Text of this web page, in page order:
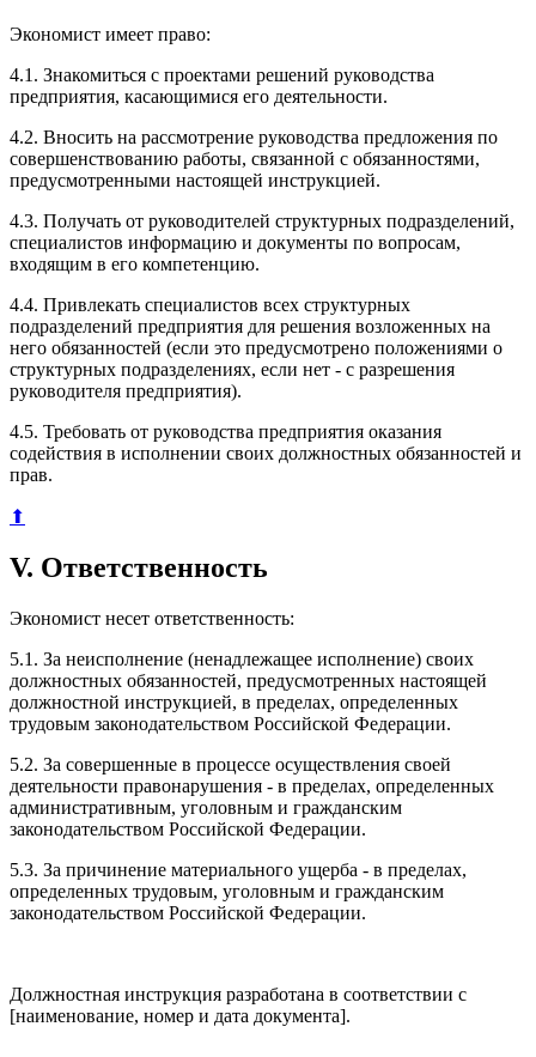
Экономист имеет право:
4.1. Знакомиться с проектами решений руководства
предприятия, касающимися его деятельности.
4.2. Вносить на рассмотрение руководства предложения по
совершенствованию работы, связанной с обязанностями,
предусмотренными настоящей инструкцией.
4.3. Получать от руководителей структурных подразделений,
специалистов информацию и документы по вопросам,
входящим в его компетенцию.
4.4. Привлекать специалистов всех структурных
подразделений предприятия для решения возложенных на
него обязанностей (если это предусмотрено положениями о
структурных подразделениях, если нет - с разрешения
руководителя предприятия).
4.5. Требовать от руководства предприятия оказания
содействия в исполнении своих должностных обязанностей и
прав.
⬆
V. Ответственность
Экономист несет ответственность:
5.1. За неисполнение (ненадлежащее исполнение) своих
должностных обязанностей, предусмотренных настоящей
должностной инструкцией, в пределах, определенных
трудовым законодательством Российской Федерации.
5.2. За совершенные в процессе осуществления своей
деятельности правонарушения - в пределах, определенных
административным, уголовным и гражданским
законодательством Российской Федерации.
5.3. За причинение материального ущерба - в пределах,
определенных трудовым, уголовным и гражданским
законодательством Российской Федерации.
Должностная инструкция разработана в соответствии с
[наименование, номер и дата документа].